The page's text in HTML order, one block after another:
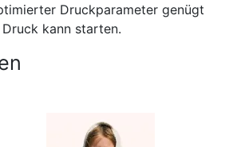
Druckparameter genügt
kann starten.